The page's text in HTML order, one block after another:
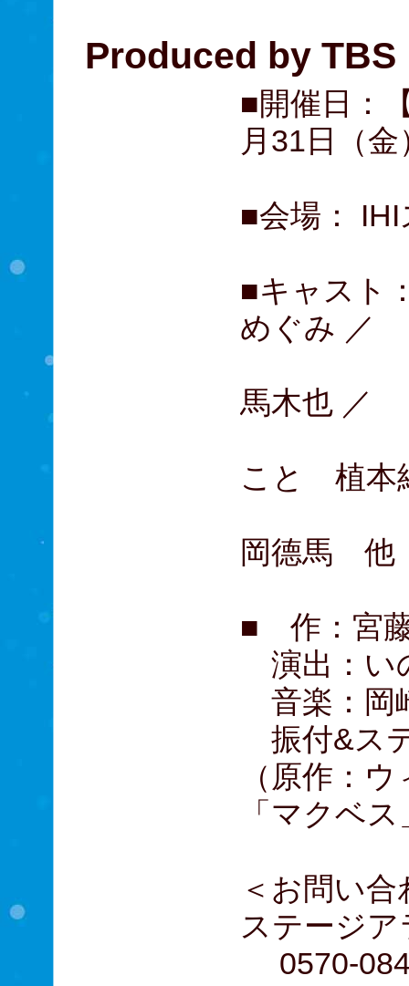
Produced by TBS
■開催日：
月31日（金
■会場：
■キャスト
めぐみ ／
馬木也 ／
こと 植本
岡德馬 他
■ 作：宮
演出：い
音楽：岡
振付&ス
（原作：
「マクベ
＜お問い合
ステージ
0570-